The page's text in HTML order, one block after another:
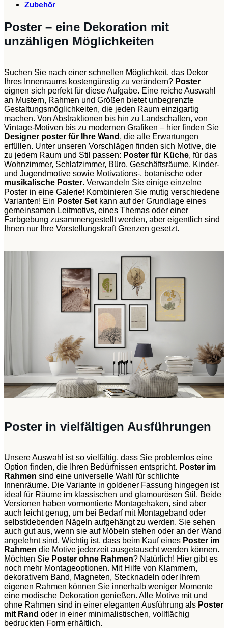
Zubehör
Poster – eine Dekoration mit
unzähligen Möglichkeiten
Suchen Sie nach einer schnellen Möglichkeit, das Dekor
Ihres Innenraums kostengünstig zu verändern? Poster
eignen sich perfekt für diese Aufgabe. Eine reiche Auswahl
an Mustern, Rahmen und Größen bietet unbegrenzte
Gestaltungsmöglichkeiten, die jeden Raum einzigartig
machen. Von Abstraktionen bis hin zu Landschaften, von
Vintage-Motiven bis zu modernen Grafiken – hier finden Sie
Designer poster für Ihre Wand , die alle Erwartungen
erfüllen. Unter unseren Vorschlägen finden sich Motive, die
zu jedem Raum und Stil passen: Poster für Küche, für das
Wohnzimmer, Schlafzimmer, Büro, Geschäftsräume, Kinder-
und Jugendmotive sowie Motivations-, botanische oder
musikalische Poster. Verwandeln Sie einige einzelne
Poster in eine Galerie! Kombinieren Sie mutig verschiedene
Varianten! Ein Poster Set kann auf der Grundlage eines
gemeinsamen Leitmotivs, eines Themas oder einer
Farbgebung zusammengestellt werden, aber eigentlich sind
Ihnen nur Ihre Vorstellungskraft Grenzen gesetzt.
Poster in vielfältigen Ausführungen
Unsere Auswahl ist so vielfältig, dass Sie problemlos eine
Option finden, die Ihren Bedürfnissen entspricht. Poster im
Rahmen sind eine universelle Wahl für schlichte
Innenräume. Die Variante in goldener Fassung hingegen ist
ideal für Räume im klassischen und glamourösen Stil. Beide
Versionen haben vormontierte Montagehaken, sind aber
auch leicht genug, um bei Bedarf mit Montageband oder
selbstklebenden Nägeln aufgehängt zu werden. Sie sehen
auch gut aus, wenn sie auf Möbeln stehen oder an der Wand
angelehnt sind. Wichtig ist, dass beim Kauf eines Poster im
Rahmen die Motive jederzeit ausgetauscht werden können.
Möchten Sie Poster ohne Rahmen? Natürlich! Hier gibt es
noch mehr Montageoptionen. Mit Hilfe von Klammern,
dekorativem Band, Magneten, Stecknadeln oder Ihrem
eigenen Rahmen können Sie innerhalb weniger Momente
eine modische Dekoration genießen. Alle Motive mit und
ohne Rahmen sind in einer eleganten Ausführung als Poster
mit Rand oder in einer minimalistischen, vollflächig
bedruckten Form erhältlich.